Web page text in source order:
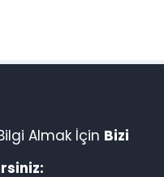
Almak İçin Bizi